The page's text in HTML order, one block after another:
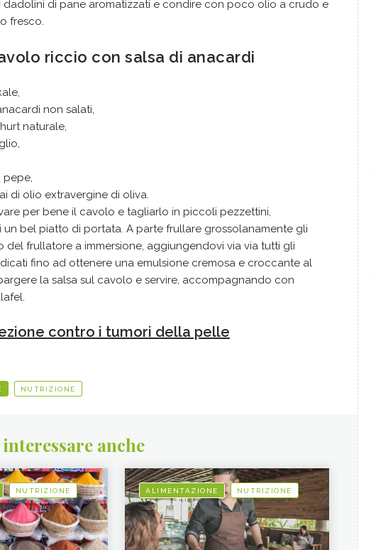
dadolini di pane aromatizzati e condire con poco olio a crudo e
fresco.
riccio con salsa di anacardi
non salati,
naturale,
pepe,
di olio extravergine di oliva.
per bene il cavolo e tagliarlo in piccoli pezzettini,
bel piatto di portata. A parte frullare grossolanamente gli
del frullatore a immersione, aggiungendovi via via tutti gli
fino ad ottenere una emulsione cremosa e croccante al
la salsa sul cavolo e servire, accompagnando con
contro i tumori della pelle
NUTRIZIONE
anche
NUTRIZIONE ALIMENTAZIONE NUTRIZIONE